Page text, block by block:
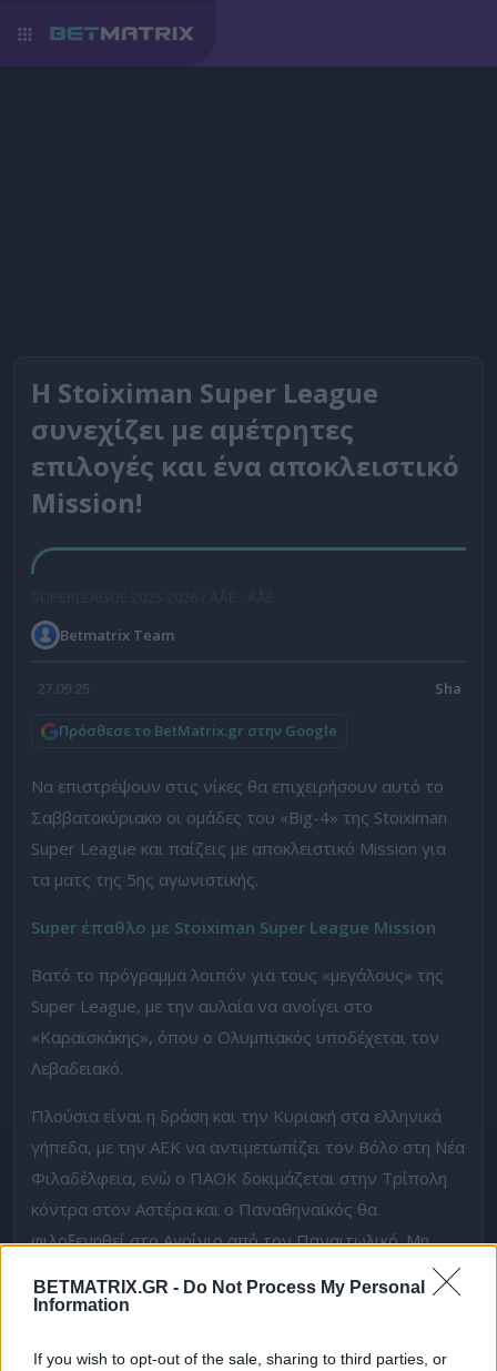
BETMATRIX.GR - Do Not Process My Personal
Information
If you wish to opt-out of the sale, sharing to third parties, or
Η Stoiximan Super League
συνεχίζει με αμέτρητες
επιλογές και ένα αποκλειστικό
Mission!
Betmatrix Team
27.09.25
Πρόσθεσε το BetMatrix.gr στην Google
Να επιστρέψουν στις νίκες θα επιχειρήσουν αυτό το
Σαββατοκύριακο οι ομάδες του «Big-4» της Stoiximan
Super League και παίζεις με αποκλειστικό Mission για
τα ματς της 5ης αγωνιστικής.
Super έπαθλο με Stoiximan Super League Mission
Βατό το πρόγραμμα λοιπόν για τους «μεγάλους» της
Super League, με την αυλαία να ανοίγει στο
«Καραϊσκάκης», όπου ο Ολυμπιακός υποδέχεται τον
Λεβαδειακό.
Πλούσια είναι η δράση και την Κυριακή στα ελληνικά
γήπεδα, με την ΑΕΚ να αντιμετωπίζει τον Βόλο στη Νέα
Φιλαδέλφεια, ενώ ο ΠΑΟΚ δοκιμάζεται στην Τρίπολη
κόντρα στον Αστέρα και ο Παναθηναϊκός θα
φιλοξενηθεί στο Αγρίνιο από τον Παναιτωλικό. Μη
μοναδικό Mission στη Stoiximan.
Super έπαθλο με Stoiximan Super League Mission